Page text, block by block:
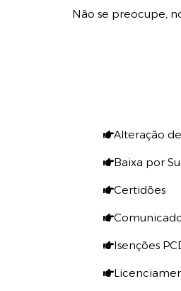
Não se preocupe,
Alteração
Baixa por
Certidões
Isenções